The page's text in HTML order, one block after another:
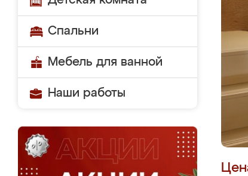
Спальни
Мебель для ванной
Наши работы